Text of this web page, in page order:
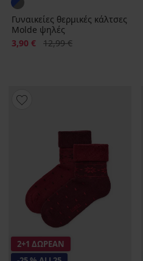
Γυναικείες θερμικές κάλτσες
Molde ψηλές
Έκπτωση
3,90 € Αρχική τιμή
12,99 €
2+1 ΔΩΡΕΑΝ